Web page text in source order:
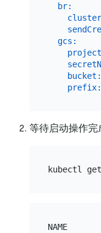
br:
gcs:
bucket:
prefix:
等待启动操作完
kubectl get
NAME